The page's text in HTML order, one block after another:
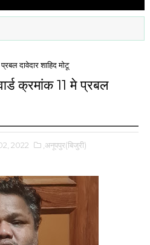
दावेदार शाहिद मोटू
क्रमांक 11 मे प्रबल
2022 ,अनूपपुर(बिजुरी)